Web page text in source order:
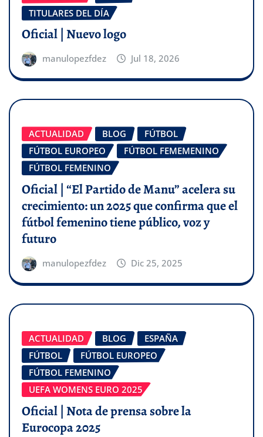
TITULARES DEL DÍA
Oficial | Nuevo logo
manulopezfdez Jul 18, 2026
ACTUALIDAD BLOG
FÚTBOL
FÚTBOL EUROPEO
FÚTBOL FEMEMENINO
FÚTBOL FEMENINO
Oficial | “El Partido de Manu” acelera su
crecimiento: un 2025 que confirma que el
fútbol femenino tiene público, voz y
futuro
manulopezfdez Dic 25, 2025
ACTUALIDAD BLOG
ESPAÑA
FÚTBOL
FÚTBOL EUROPEO
FÚTBOL FEMENINO
UEFA WOMENS EURO 2025
Oficial | Nota de prensa sobre la
Eurocopa 2025